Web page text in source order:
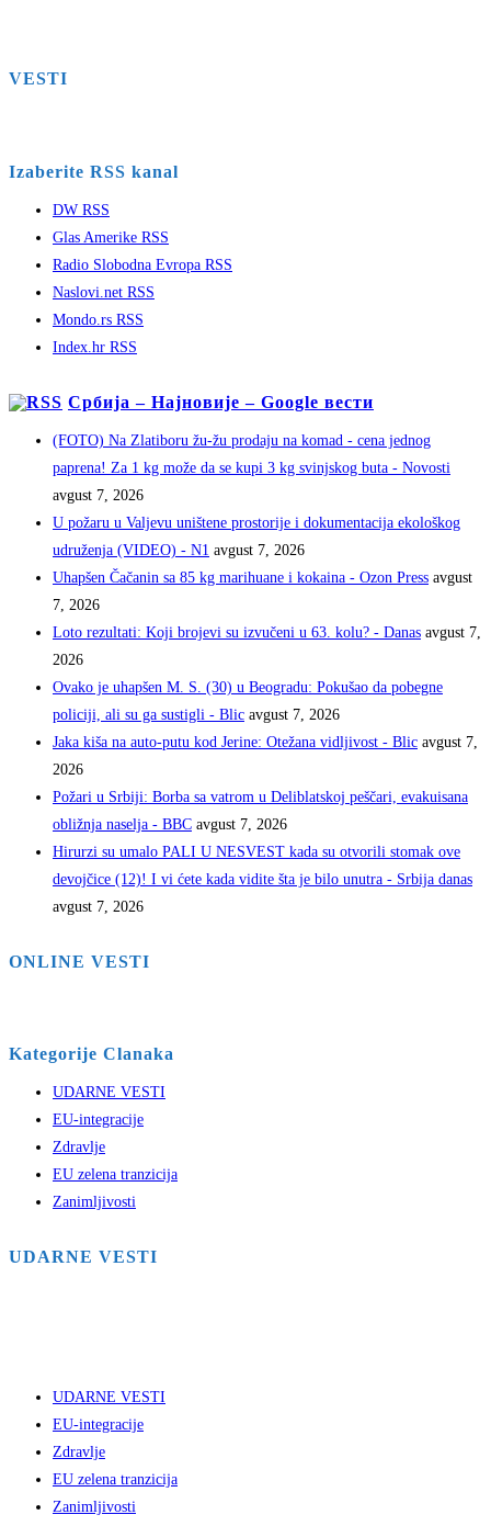
VESTI
Izaberite RSS kanal
DW RSS
Glas Amerike RSS
Radio Slobodna Evropa RSS
Naslovi.net RSS
Mondo.rs RSS
Index.hr RSS
Србија – Најновије – Google вести
(FOTO) Na Zlatiboru žu-žu prodaju na komad - cena jednog
paprena! Za 1 kg može da se kupi 3 kg svinjskog buta - Novosti
avgust 7, 2026
U požaru u Valjevu uništene prostorije i dokumentacija ekološkog
udruženja (VIDEO) - N1 avgust 7, 2026
Uhapšen Čačanin sa 85 kg marihuane i kokaina - Ozon Press avgust
7, 2026
Loto rezultati: Koji brojevi su izvučeni u 63. kolu? - Danas avgust 7,
2026
Ovako je uhapšen M. S. (30) u Beogradu: Pokušao da pobegne
policiji, ali su ga sustigli - Blic avgust 7, 2026
Jaka kiša na auto-putu kod Jerine: Otežana vidljivost - Blic avgust 7,
2026
Požari u Srbiji: Borba sa vatrom u Deliblatskoj peščari, evakuisana
obližnja naselja - BBC avgust 7, 2026
Hirurzi su umalo PALI U NESVEST kada su otvorili stomak ove
devojčice (12)! I vi ćete kada vidite šta je bilo unutra - Srbija danas
avgust 7, 2026
ONLINE VESTI
Kategorije Clanaka
UDARNE VESTI
EU-integracije
Zdravlje
EU zelena tranzicija
Zanimljivosti
UDARNE VESTI
UDARNE VESTI
EU-integracije
Zdravlje
EU zelena tranzicija
Zanimljivosti